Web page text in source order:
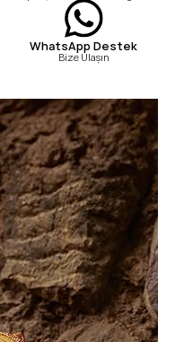
WhatsApp Destek
Bize Ulaşın